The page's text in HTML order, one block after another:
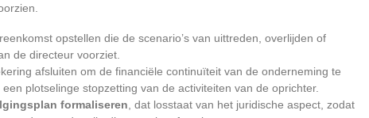
opstellen die de scenario’s van uittreden, overlijden of
de directeur voorziet.
afsluiten om de financiële continuïteit van de onderneming te
plotselinge stopzetting van de activiteiten van de oprichter.
formaliseren , dat losstaat van het juridische aspect, zodat